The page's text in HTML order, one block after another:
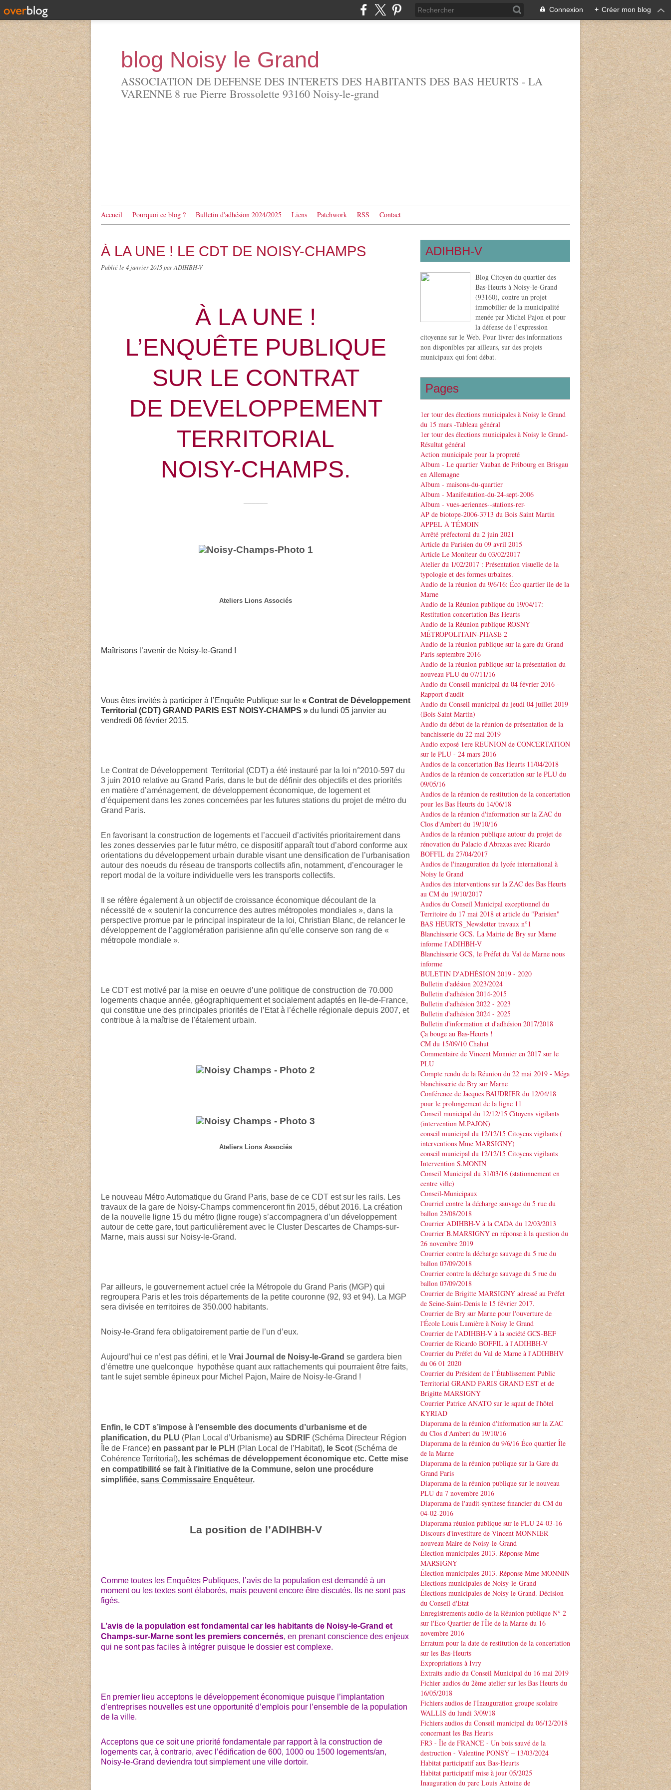
Connexion + Créer mon blog
blog Noisy le Grand
ASSOCIATION DE DEFENSE DES INTERETS DES HABITANTS DES BAS HEURTS - LA
VARENNE 8 rue Pierre Brossolette 93160 Noisy-le-grand
Accueil Pourquoi ce blog ? Bulletin d'adhésion 2024/2025 Liens Patchwork RSS Contact
À LA UNE ! LE CDT DE NOISY-CHAMPS
Publié le 4 janvier 2015par ADIHBH-V
À LA UNE !
L’ENQUÊTE PUBLIQUE
SUR LE CONTRAT
DE DEVELOPPEMENT
TERRITORIAL
NOISY-CHAMPS.
Ateliers Lions Associés
Maîtrisons l’avenir de Noisy-le-Grand !
Vous êtes invités à participer à l’Enquête Publique sur le « Contrat de Développement
Territorial (CDT) GRAND PARIS EST NOISY-CHAMPS » du lundi 05 janvier au
vendredi 06 février 2015.
Le Contrat de Développement Territorial (CDT) a été instauré par la loi n°2010-597 du
3 juin 2010 relative au Grand Paris, dans le but de définir des objectifs et des priorités
en matière d’aménagement, de développement économique, de logement et
d’équipement dans les zones concernées par les futures stations du projet de métro du
Grand Paris.
En favorisant la construction de logements et l’accueil d’activités prioritairement dans
les zones desservies par le futur métro, ce dispositif apparaît tout d’abord conforme aux
orientations du développement urbain durable visant une densification de l’urbanisation
autour des noeuds du réseau de transports collectifs afin, notamment, d’encourager le
report modal de la voiture individuelle vers les transports collectifs.
Il se réfère également à un objectif de croissance économique découlant de la
nécessité de « soutenir la concurrence des autres métropoles mondiales », dans la
perspective promue par le principal inspirateur de la loi, Christian Blanc, de relancer le
développement de l’agglomération parisienne afin qu’elle conserve son rang de «
métropole mondiale ».
Le CDT est motivé par la mise en oeuvre d’une politique de construction de 70.000
logements chaque année, géographiquement et socialement adaptés en Ile-de-France,
qui constitue une des principales priorités de l’Etat à l’échelle régionale depuis 2007, et
contribue à la maîtrise de l'étalement urbain.
Ateliers Lions Associés
Le nouveau Métro Automatique du Grand Paris, base de ce CDT est sur les rails. Les
travaux de la gare de Noisy-Champs commenceront fin 2015, début 2016. La création
de la nouvelle ligne 15 du métro (ligne rouge) s’accompagnera d’un développement
autour de cette gare, tout particulièrement avec le Cluster Descartes de Champs-sur-
Marne, mais aussi sur Noisy-le-Grand.
Par ailleurs, le gouvernement actuel crée la Métropole du Grand Paris (MGP) qui
regroupera Paris et les trois départements de la petite couronne (92, 93 et 94). La MGP
sera divisée en territoires de 350.000 habitants.
Noisy-le-Grand fera obligatoirement partie de l’un d’eux.
Aujourd’hui ce n’est pas défini, et le Vrai Journal de Noisy-le-Grand se gardera bien
d’émettre une quelconque hypothèse quant aux rattachements qui pourraient être faits,
tant le sujet semble épineux pour Michel Pajon, Maire de Noisy-le-Grand !
Enfin, le CDT s’impose à l’ensemble des documents d’urbanisme et de
planification, du PLU (Plan Local d’Urbanisme) au SDRIF (Schéma Directeur Région
Île de France) en passant par le PLH (Plan Local de l’Habitat), le Scot (Schéma de
Cohérence Territorial), les schémas de développement économique etc. Cette mise
en compatibilité se fait à l’initiative de la Commune, selon une procédure
simplifiée, sans Commissaire Enquêteur.
La position de l’ADIHBH-V
Comme toutes les Enquêtes Publiques, l’avis de la population est demandé à un
moment ou les textes sont élaborés, mais peuvent encore être discutés. Ils ne sont pas
figés.
L’avis de la population est fondamental car les habitants de Noisy-le-Grand et
Champs-sur-Marne sont les premiers concernés, en prenant conscience des enjeux
qui ne sont pas faciles à intégrer puisque le dossier est complexe.
En premier lieu acceptons le développement économique puisque l’implantation
d’entreprises nouvelles est une opportunité d’emplois pour l’ensemble de la population
de la ville.
Acceptons que ce soit une priorité fondamentale par rapport à la construction de
logements car, à contrario, avec l’édification de 600, 1000 ou 1500 logements/an,
Noisy-le-Grand deviendra tout simplement une ville dortoir.
ADIHBH-V
Blog Citoyen du quartier des
Bas-Heurts à Noisy-le-Grand
(93160), contre un projet
immobilier de la municipalité
menée par Michel Pajon et pour
la défense de l’expression
citoyenne sur le Web. Pour livrer des informations
non disponibles par ailleurs, sur des projets
municipaux qui font débat.
Pages
1er tour des élections municipales à Noisy le Grand
du 15 mars -Tableau général
1er tour des élections municipales à Noisy le Grand-
Résultat général
Action municipale pour la propreté
Album - Le quartier Vauban de Fribourg en Brisgau
en Allemagne
Album - maisons-du-quartier
Album - Manifestation-du-24-sept-2006
Album - vues-aeriennes--stations-rer-
AP de biotope-2006-3713 du Bois Saint Martin
APPEL À TÉMOIN
Arrêté préfectoral du 2 juin 2021
Article du Parisien du 09 avril 2015
Article Le Moniteur du 03/02/2017
Atelier du 1/02/2017 : Présentation visuelle de la
typologie et des formes urbaines.
Audio de la réunion du 9/6/16: Éco quartier ile de la
Marne
Audio de la Réunion publique du 19/04/17:
Restitution concertation Bas Heurts
Audio de la Réunion publique ROSNY
MÉTROPOLITAIN-PHASE 2
Audio de la réunion publique sur la gare du Grand
Paris septembre 2016
Audio de la réunion publique sur la présentation du
nouveau PLU du 07/11/16
Audio du Conseil municipal du 04 février 2016 -
Rapport d'audit
Audio du Conseil municipal du jeudi 04 juillet 2019
(Bois Saint Martin)
Audio du début de la réunion de présentation de la
banchisserie du 22 mai 2019
Audio exposé 1ere REUNION de CONCERTATION
sur le PLU - 24 mars 2016
Audios de la concertation Bas Heurts 11/04/2018
Audios de la réunion de concertation sur le PLU du
09/05/16
Audios de la réunion de restitution de la concertation
pour les Bas Heurts du 14/06/18
Audios de la réunion d'information sur la ZAC du
Clos d'Ambert du 19/10/16
Audios de la réunion publique autour du projet de
rénovation du Palacio d'Abraxas avec Ricardo
BOFFIL du 27/04/2017
Audios de l'inauguration du lycée international à
Noisy le Grand
Audios des interventions sur la ZAC des Bas Heurts
au CM du 19/10/2017
Audios du Conseil Municipal exceptionnel du
Territoire du 17 mai 2018 et article du "Parisien"
BAS HEURTS_Newsletter travaux n°1
Blanchisserie GCS. La Mairie de Bry sur Marne
informe l'ADIHBH-V
Blanchisserie GCS, le Préfet du Val de Marne nous
informe
BULETIN D'ADHÉSION 2019 - 2020
Bulletin d'adésion 2023/2024
Bulletin d'adhésion 2014-2015
Bulletin d'adhésion 2022 - 2023
Bulletin d'adhésion 2024 - 2025
Bulletin d'information et d'adhésion 2017/2018
Ça bouge au Bas-Heurts !
CM du 15/09/10 Chahut
Commentaire de Vincent Monnier en 2017 sur le
PLU
Compte rendu de la Réunion du 22 mai 2019 - Méga
blanchisserie de Bry sur Marne
Conférence de Jacques BAUDRIER du 12/04/18
pour le prolongement de la ligne 11
Conseil municipal du 12/12/15 Citoyens vigilants
(intervention M.PAJON)
conseil municipal du 12/12/15 Citoyens vigilants (
interventions Mme MARSIGNY)
conseil municipal du 12/12/15 Citoyens vigilants
Intervention S.MONIN
Conseil Municipal du 31/03/16 (stationnement en
centre ville)
Conseil-Municipaux
Courriel contre la décharge sauvage du 5 rue du
ballon 23/08/2018
Courrier ADIHBH-V à la CADA du 12/03/2013
Courrier B.MARSIGNY en réponse à la question du
26 novembre 2019
Courrier contre la décharge sauvage du 5 rue du
ballon 07/09/2018
Courrier contre la décharge sauvage du 5 rue du
ballon 07/09/2018
Courrier de Brigitte MARSIGNY adressé au Préfet
de Seine-Saint-Denis le 15 février 2017.
Courrier de Bry sur Marne pour l'ouverture de
l'École Louis Lumière à Noisy le Grand
Courrier de l'ADIHBH-V à la société GCS-BEF
Courrier de Ricardo BOFFIL à l'ADIHBH-V
Courrier du Préfet du Val de Marne à l'ADIHBHV
du 06 01 2020
Courrier du Président de l’Établissement Public
Territorial GRAND PARIS GRAND EST et de
Brigitte MARSIGNY
Courrier Patrice ANATO sur le squat de l'hôtel
KYRIAD
Diaporama de la réunion d'information sur la ZAC
du Clos d'Ambert du 19/10/16
Diaporama de la réunion du 9/6/16 Éco quartier Île
de la Marne
Diaporama de la réunion publique sur la Gare du
Grand Paris
Diaporama de la réunion publique sur le nouveau
PLU du 7 novembre 2016
Diaporama de l'audit-synthese financier du CM du
04-02-2016
Diaporama réunion publique sur le PLU 24-03-16
Discours d'investiture de Vincent MONNIER
nouveau Maire de Noisy-le-Grand
Élection municipales 2013. Réponse Mme
MARSIGNY
Élection municipales 2013. Réponse Mme MONNIN
Elections municipales de Noisy-le-Grand
Élections municipales de Noisy le Grand. Décision
du Conseil d'Etat
Enregistrements audio de la Réunion publique N° 2
sur l'Eco Quartier de l'Île de la Marne du 16
novembre 2016
Erratum pour la date de restitution de la concertation
sur les Bas-Heurts
Expropriations à Ivry
Extraits audio du Conseil Municipal du 16 mai 2019
Fichier audios du 2ème atelier sur les Bas Heurts du
16/05/2018
Fichiers audios de l'Inauguration groupe scolaire
WALLIS du lundi 3/09/18
Fichiers audios du Conseil municipal du 06/12/2018
concernant les Bas Heurts
FR3 - Île de FRANCE - Un bois sauvé de la
destruction - Valentine PONSY – 13/03/2024
Habitat participatif aux Bas-Heurts
Habitat participatif mise à jour 05/2025
Inauguration du parc Louis Antoine de